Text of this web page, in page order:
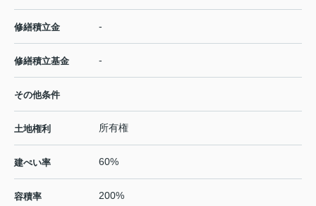
修繕積立金 -
修繕積立基金 -
その他条件
土地権利 所有権
建ぺい率 60%
容積率 200%